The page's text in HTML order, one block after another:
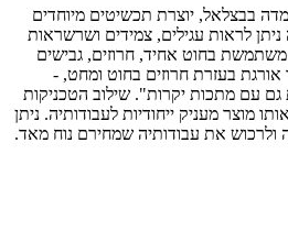
בבצלאל, יוצרת תכשיטים מיוחדים
לראות עגילים, צמידים ושרשראות
משתמשת בחוט אחיד, חרוזים, גבישים
אורגת בעזרת חרוזים בחוט ומחט, -
עם מתכות יקרות". שילוב הטכניקות
מוצר מעניק ייחודיות לעבודותיה. ניתן
ולרכוש את עבודותיה שמחירם נוח מאד.